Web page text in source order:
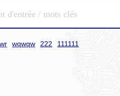
wqwqw 222 111111